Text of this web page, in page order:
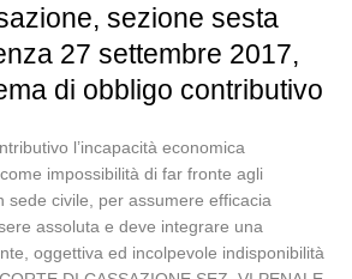
sezione sesta
27 settembre 2017,
di obbligo contributivo
l’incapacità economica
impossibilità di far fronte agli
sede civile, per assumere efficacia
assoluta e deve integrare una
oggettiva ed incolpevole indisponibilità